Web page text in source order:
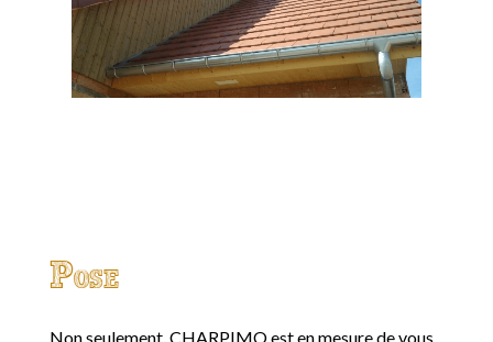
Pose
Non seulement, CHARPIMO est en mesure de vous